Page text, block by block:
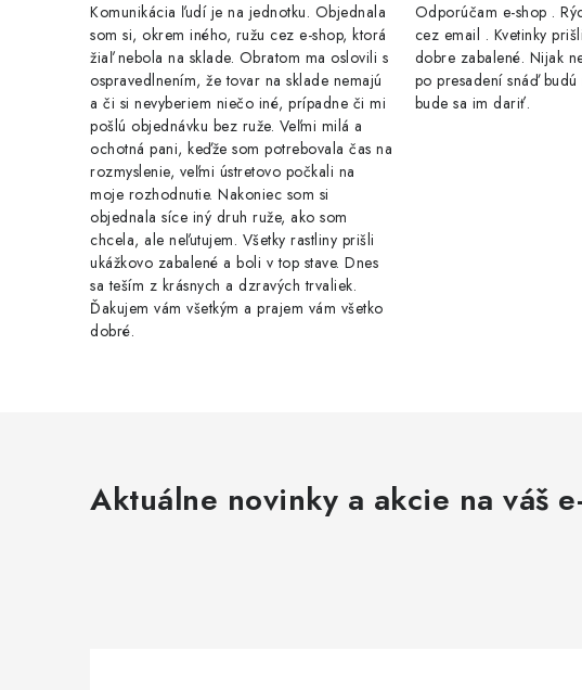
Komunikácia ľudí je na jednotku. Objednala
som si, okrem iného, ružu cez e-shop, ktorá
žiaľ nebola na sklade. Obratom ma oslovili s
ospravedlnením, že tovar na sklade nemajú
a či si nevyberiem niečo iné, prípadne či mi
pošlú objednávku bez ruže. Veľmi milá a
ochotná pani, keďže som potrebovala čas na
rozmyslenie, veľmi ústretovo počkali na
moje rozhodnutie. Nakoniec som si
objednala síce iný druh ruže, ako som
chcela, ale neľutujem. Všetky rastliny prišli
ukážkovo zabalené a boli v top stave. Dnes
sa teším z krásnych a dzravých trvaliek.
Ďakujem vám všetkým a prajem vám všetko
dobré.
Odporúčam e-shop .
cez email . Kvetinky
dobre zabalené. Nijak
po presadení snáď budú
bude sa im dariť.
Aktuálne novinky a akcie na váš